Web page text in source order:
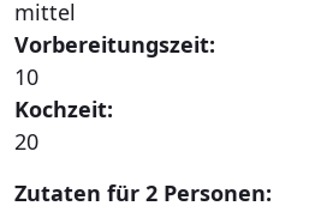
mittel
Vorbereitungszeit:
10
Kochzeit:
20
Zutaten für 2 Personen: